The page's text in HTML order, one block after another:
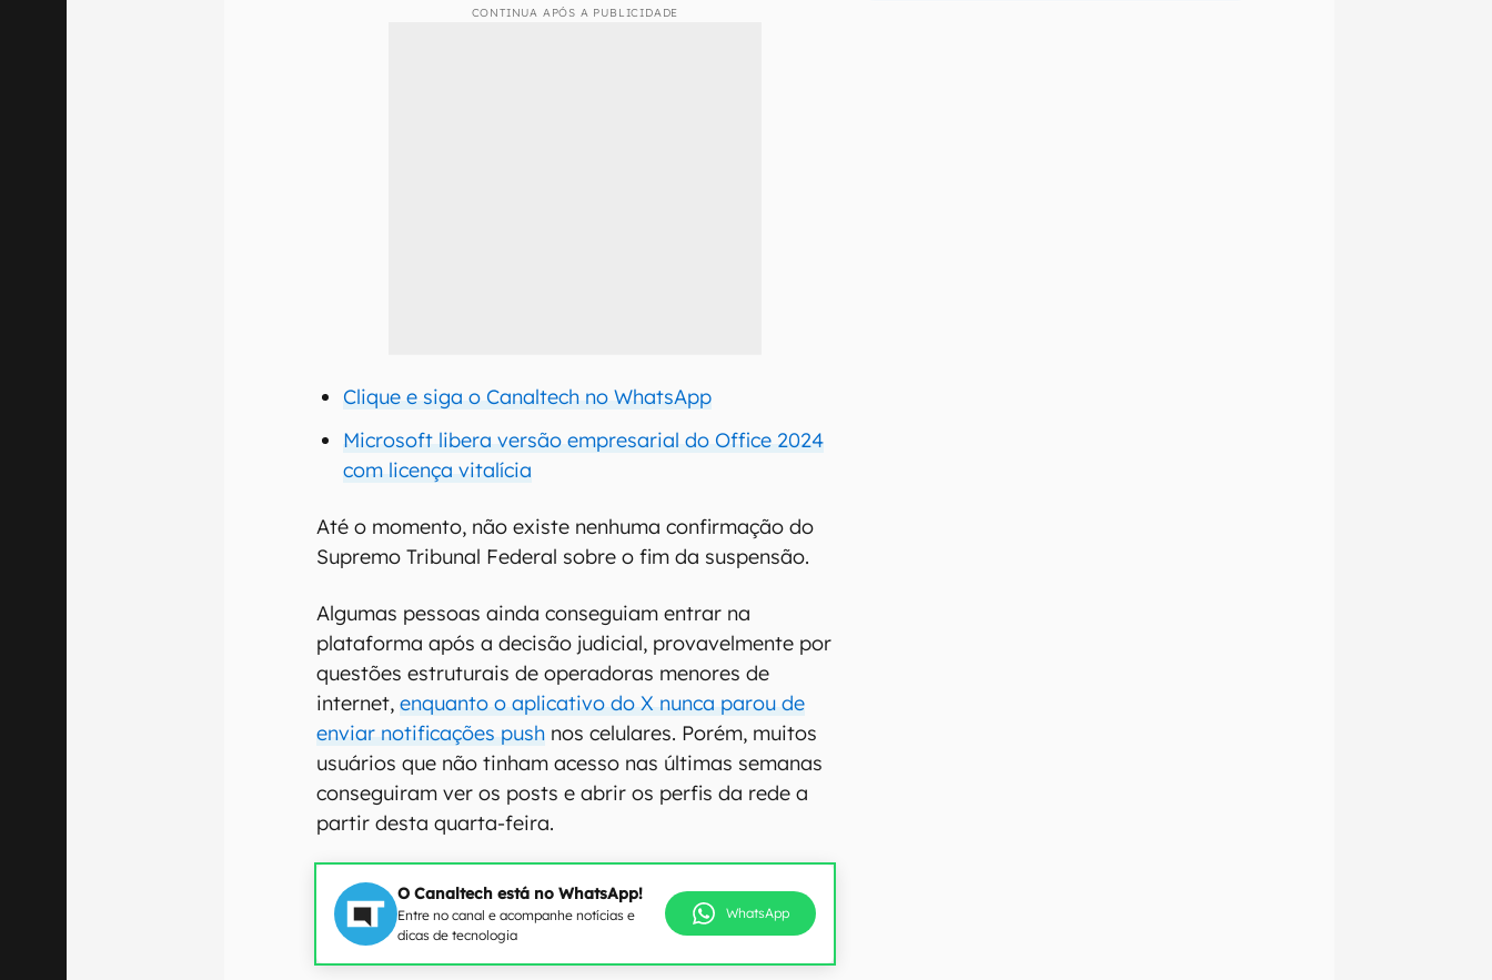
CONTINUA APÓS A PUBLICIDADE
Clique e siga o Canaltech no WhatsApp
Microsoft libera versão empresarial do Office 2024
com licença vitalícia
Até o momento, não existe nenhuma confirmação do
Supremo Tribunal Federal sobre o fim da suspensão.
Algumas pessoas ainda conseguiam entrar na
plataforma após a decisão judicial, provavelmente por
questões estruturais de operadoras menores de
internet,enquanto o aplicativo do X nunca parou de
enviar notificações push nos celulares. Porém, muitos
usuários que não tinham acesso nas últimas semanas
conseguiram ver os posts e abrir os perfis da rede a
partir desta quarta-feira.
O Canaltech está no WhatsApp!
Entre no canal e acompanhe notícias e
dicas de tecnologia
WhatsApp